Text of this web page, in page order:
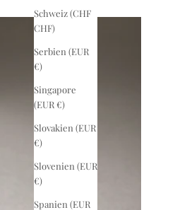
Schweiz (CHF
CHF)
Serbien (EUR
€)
Singapore
(EUR €)
Slovakien (EUR
€)
Slovenien (EUR
€)
Spanien (EUR